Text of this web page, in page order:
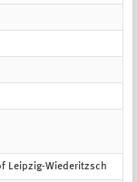
Leipzig-Wiederitzsch